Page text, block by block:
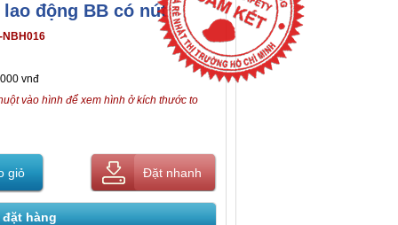
lao động BB có nút
NBH016
vnđ
vào hình để xem hình ở kích thước to
giỏ Đặt nhanh
hàng